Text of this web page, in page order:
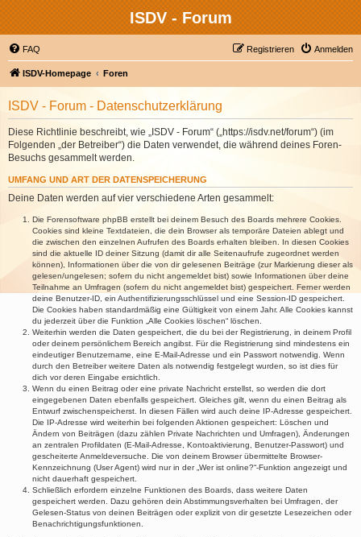
ISDV - Forum
FAQ Anmelden
Registrieren
ISDV-Homepage Foren
ISDV - Forum - Datenschutzerklärung
Diese Richtlinie beschreibt, wie „ISDV - Forum“ („https://isdv.net/forum“) (im
Folgenden „der Betreiber“) die Daten verwendet, die während deines Foren-
Besuchs gesammelt werden.
UMFANG UND ART DER DATENSPEICHERUNG
Deine Daten werden auf vier verschiedene Arten gesammelt:
Die Forensoftware phpBB erstellt bei deinem Besuch des Boards mehrere Cookies.
Cookies sind kleine Textdateien, die dein Browser als temporäre Dateien ablegt und
die zwischen den einzelnen Aufrufen des Boards erhalten bleiben. In diesen Cookies
sind die aktuelle ID deiner Sitzung (damit dir alle Seitenaufrufe zugeordnet werden
können), Informationen über die von dir gelesenen Beiträge (zur Markierung dieser als
gelesen/ungelesen; sofern du nicht angemeldet bist) sowie Informationen über deine
Teilnahme an Umfragen (sofern du nicht angemeldet bist) gespeichert. Ferner werden
deine Benutzer-ID, ein Authentifizierungsschlüssel und eine Session-ID gespeichert.
Die Cookies haben standardmäßig eine Gültigkeit von einem Jahr. Alle Cookies kannst
du jederzeit über die Funktion „Alle Cookies löschen“ löschen.
Weiterhin werden die Daten gespeichert, die du bei der Registrierung, in deinem Profil
oder deinem persönlichem Bereich angibst. Für die Registrierung sind mindestens ein
eindeutiger Benutzername, eine E-Mail-Adresse und ein Passwort notwendig. Wenn
durch den Betreiber weitere Daten als notwendig festgelegt wurden, so ist dies für
dich vor deren Eingabe ersichtlich.
Wenn du einen Beitrag oder eine private Nachricht erstellst, so werden die dort
eingegebenen Daten ebenfalls gespeichert. Gleiches gilt, wenn du einen Beitrag als
Entwurf zwischenspeicherst. In diesen Fällen wird auch deine IP-Adresse gespeichert.
Die IP-Adresse wird weiterhin bei folgenden Aktionen gespeichert: Löschen und
Ändern von Beiträgen (dazu zählen Private Nachrichten und Umfragen), Änderungen
an zentralen Profildaten (E-Mail-Adresse, Kontoaktivierung, Benutzer-Passwort) und
gescheiterte Anmeldeversuche. Die von deinem Browser übermittelte Browser-
Kennzeichnung (User Agent) wird nur in der „Wer ist online?“-Funktion angezeigt und
nicht dauerhaft gespeichert.
Schließlich erfordern einzelne Funktionen des Boards, dass weitere Daten
gespeichert werden. Dazu gehören dein Abstimmungsverhalten bei Umfragen, der
Gelesen-Status von deinen Beiträgen oder explizit von dir gesetzte Lesezeichen oder
Benachrichtigungsfunktionen.